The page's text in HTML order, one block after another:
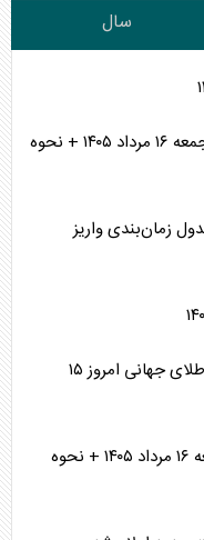
سال
جدول قطعی برق استان کرمانشاه فردا جمعه ۱۶ مرداد ۱۴۰۵ + نحوه
واریز کالابرگ مرداد ۱۴۰۵ / جدول زمان‌بندی واریز
قیمت طلا رکورد شکست/ قیمت جدید طلای جهانی امروز ۱۵
جدول قطعی برق استان فارس فردا جمعه ۱۶ مرداد ۱۴۰۵ + نحوه